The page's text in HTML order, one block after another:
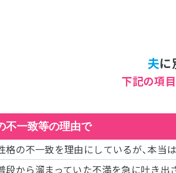
夫に
下記の項
不一致等の理由で
格の不一致を理由にしているが、本当
段から溜まっていた不満を急に吐き出